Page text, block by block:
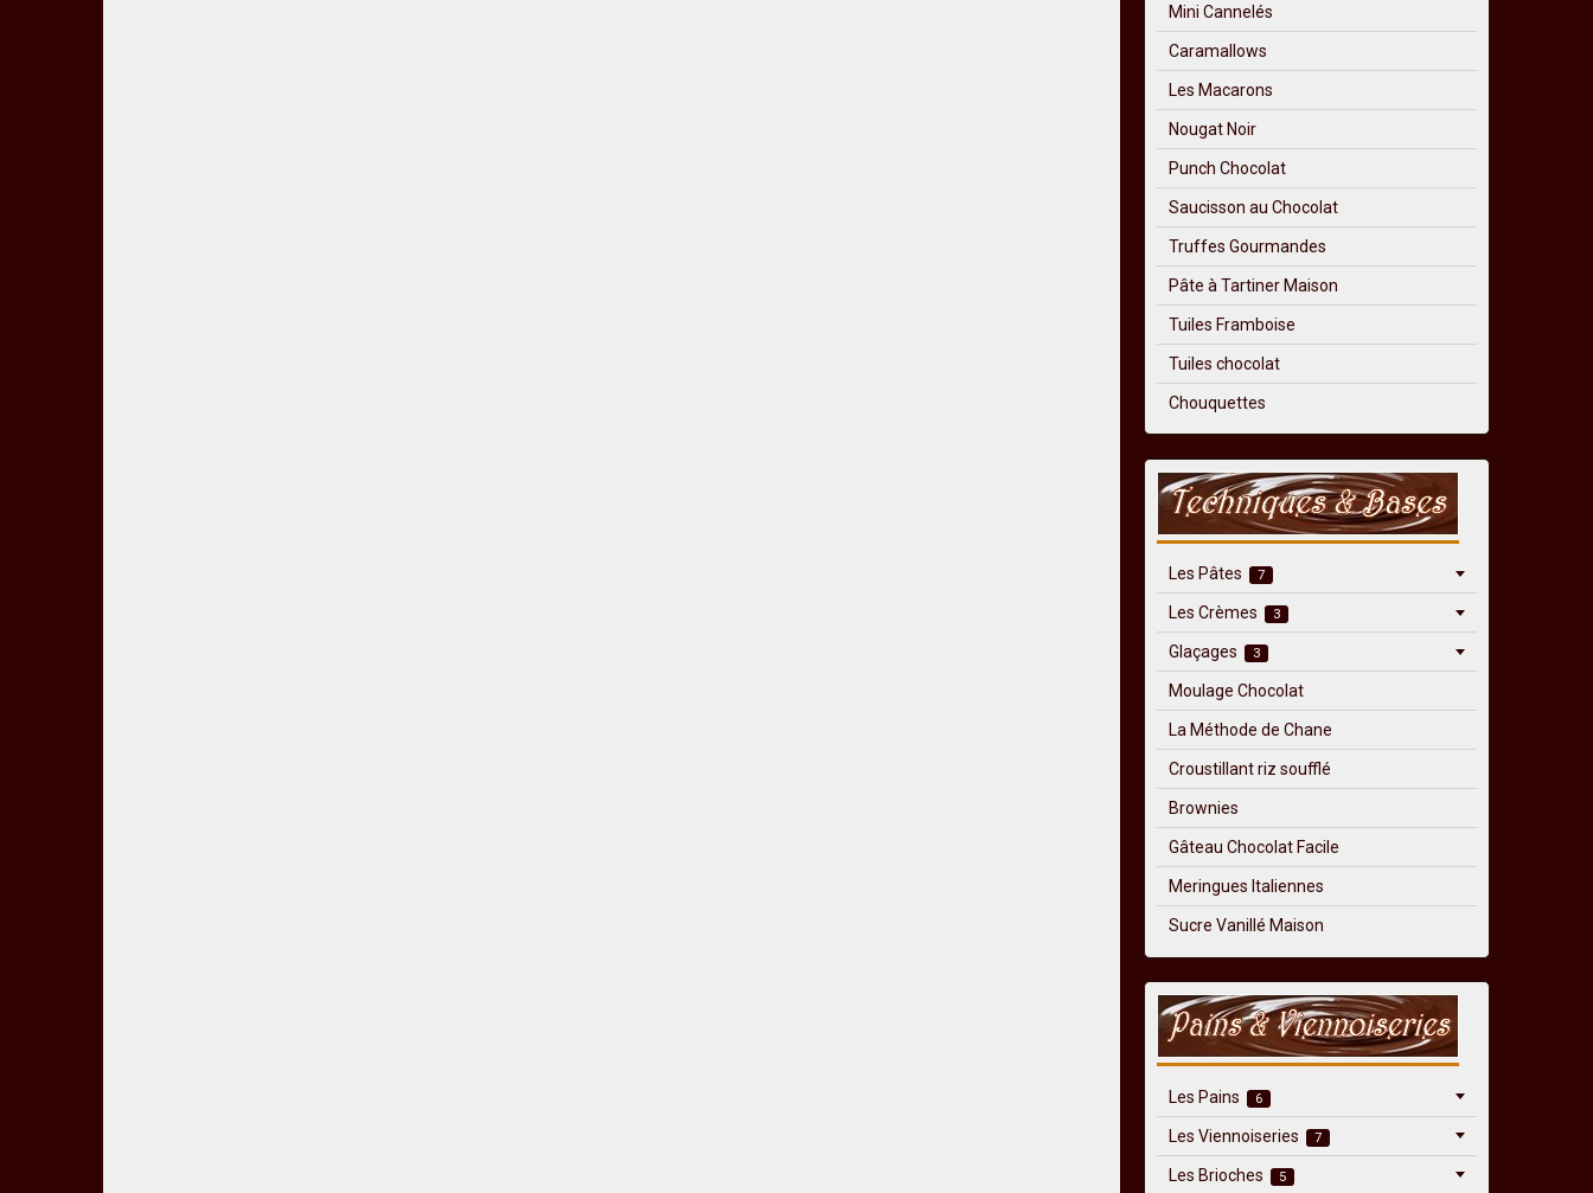
Mini Cannelés
Caramallows
Les Macarons
Nougat Noir
Punch Chocolat
Saucisson au Chocolat
Truffes Gourmandes
Pâte à Tartiner Maison
Tuiles Framboise
Tuiles chocolat
Chouquettes
Les Pâtes 7
Les Crèmes 3
Glaçages 3
Moulage Chocolat
La Méthode de Chane
Croustillant riz soufflé
Brownies
Gâteau Chocolat Facile
Meringues Italiennes
Sucre Vanillé Maison
Les Pains 6
Les Viennoiseries 7
Les Brioches 5